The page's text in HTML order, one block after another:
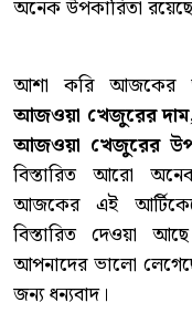
অনেক উপকারিতা
আশা করি আজকের
আজওয়া খেজুরের
আজওয়া খেজুরের
বিস্তারিত আরো
আজকের এই
বিস্তারিত দেওয়া
আপনাদের ভালো
জন্য ধন্যবাদ।